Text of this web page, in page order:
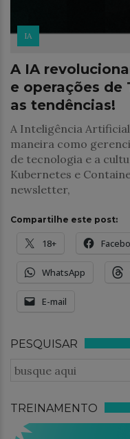
IA
A IA
e operações de
as tendências!
A Inteligência
maneira como
de tecnologia e a
Kubernetes e
newsletter,
Compartilhe este post:
18+
WhatsApp
E-mail
PESQUISAR
TREINAMENTO